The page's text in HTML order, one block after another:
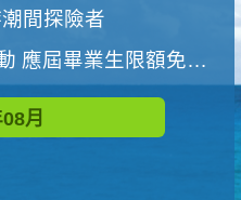
間探險者
屆畢業生限額免費參加
月